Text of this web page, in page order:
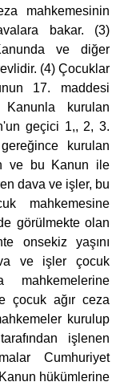
mahkemesinin
bakar. (3)
ve diğer
(4) Çocuklar
17. maddesi
kurulan
geçici 1,, 2, 3.
kurulan
ve bu Kanun ile
dava ve işler, bu
mahkemesine
görülmekte olan
onsekiz yaşını
ve işler çocuk
çocuk ağır ceza
kurulup
işlenen
Cumhuriyet
hükümlerine